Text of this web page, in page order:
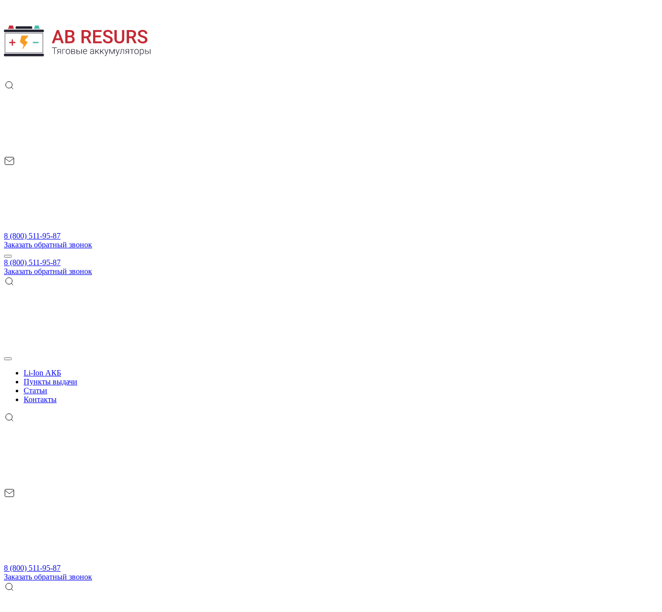
8 (800) 511-95-87
Заказать обратный звонок
8 (800) 511-95-87
Заказать обратный звонок
Li-Ion АКБ
Пункты выдачи
Статьи
Контакты
8 (800) 511-95-87
Заказать обратный звонок